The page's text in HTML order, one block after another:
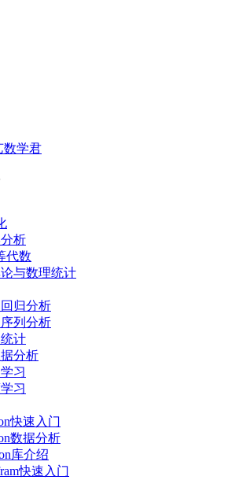
数学君
析
代数
与数理统计
归分析
列分析
计
分析
习
习
快速入门
数据分析
库介绍
快速入门